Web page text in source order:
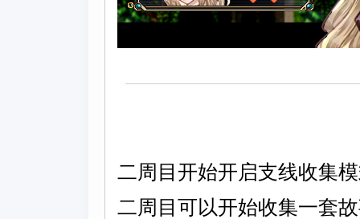
二周目开始开启支线收集
二周目可以开始收集一套